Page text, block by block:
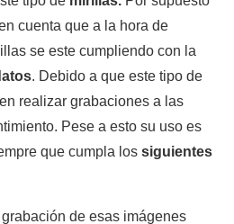
cuenta que a la hora de
se este cumpliendo con la
. Debido a que este tipo de
realizar grabaciones a las
Pese a esto su uso es
que cumpla los siguientes
de esas imágenes